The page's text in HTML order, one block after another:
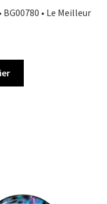
BG00780 • Le Meilleur